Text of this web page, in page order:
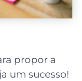
propor a
um sucesso!